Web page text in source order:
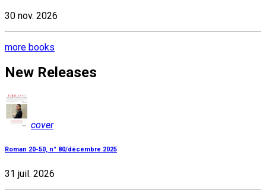
30 nov. 2026
more books
New Releases
cover
Roman 20-50, n° 80/décembre 2025
31 juil. 2026